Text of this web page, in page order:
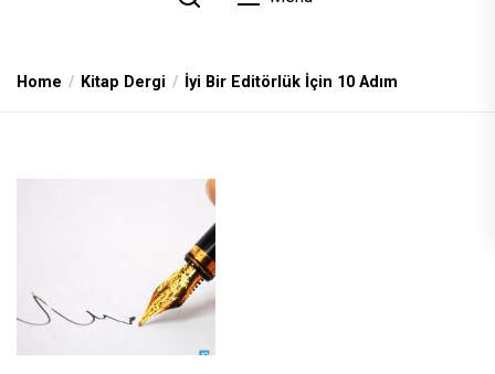
Home Kitap Dergi İyi Bir Editörlük İçin 10 Adım